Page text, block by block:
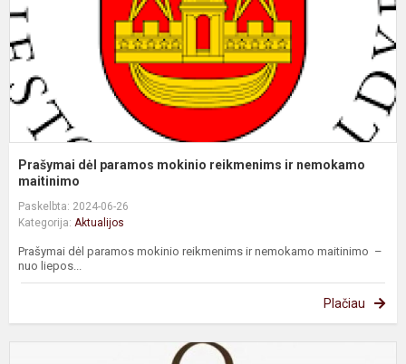
Prašymai dėl paramos mokinio reikmenims ir nemokamo
maitinimo
Paskelbta: 2024-06-26
Kategorija: Aktualijos
Prašymai dėl paramos mokinio reikmenims ir nemokamo maitinimo –
nuo liepos...
Plačiau